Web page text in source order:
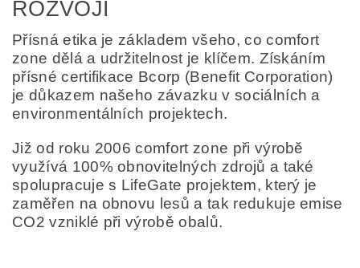
ROZVOJI
Přísná etika je základem všeho, co comfort
zone dělá a udržitelnost je klíčem. Získáním
přísné certifikace Bcorp (Benefit Corporation)
je důkazem našeho závazku v sociálních a
environmentálních projektech.
Již od roku 2006 comfort zone při výrobě
využívá 100% obnovitelných zdrojů a také
spolupracuje s LifeGate projektem, který je
zaměřen na obnovu lesů a tak redukuje emise
CO2 vzniklé při výrobě obalů.